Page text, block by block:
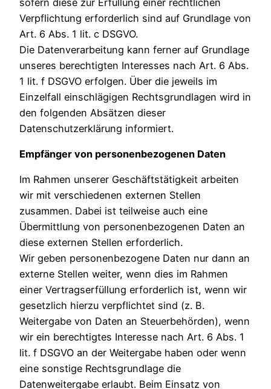
Verpflichtung erforderlich sind auf Grundlage von
Art. 6 Abs. 1 lit. c DSGVO.
Die Datenverarbeitung kann ferner auf Grundlage
unseres berechtigten Interesses nach Art. 6 Abs.
1 lit. f DSGVO erfolgen. Über die jeweils im
Einzelfall einschlägigen Rechtsgrundlagen wird in
den folgenden Absätzen dieser
Datenschutzerklärung informiert.
Empfänger von personenbezogenen Daten
Im Rahmen unserer Geschäftstätigkeit arbeiten
wir mit verschiedenen externen Stellen
zusammen. Dabei ist teilweise auch eine
Übermittlung von personenbezogenen Daten an
diese externen Stellen erforderlich.
Wir geben personenbezogene Daten nur dann an
externe Stellen weiter, wenn dies im Rahmen
einer Vertragserfüllung erforderlich ist, wenn wir
gesetzlich hierzu verpflichtet sind (z. B.
Weitergabe von Daten an Steuerbehörden), wenn
wir ein berechtigtes Interesse nach Art. 6 Abs. 1
lit. f DSGVO an der Weitergabe haben oder wenn
eine sonstige Rechtsgrundlage die
Datenweitergabe erlaubt. Beim Einsatz von